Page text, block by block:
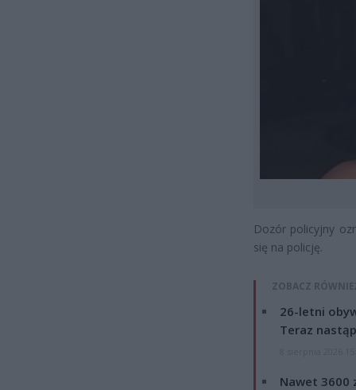
Dozór policyjny
się na policję.
ZOBACZ
26-letni
Teraz
Nawet 3600